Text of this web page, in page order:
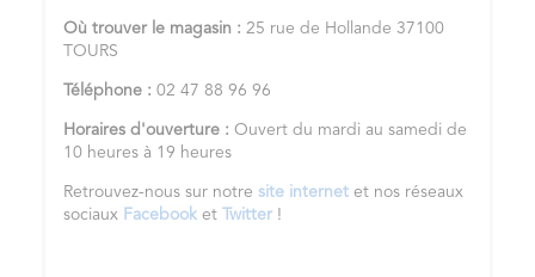
Où trouver le magasin : 25 rue de Hollande 37100
TOURS
Téléphone : 02 47 88 96 96
Horaires d'ouverture : Ouvert du mardi au samedi de
10 heures à 19 heures
Retrouvez-nous sur notre site internet et nos réseaux
sociaux Facebook et Twitter !